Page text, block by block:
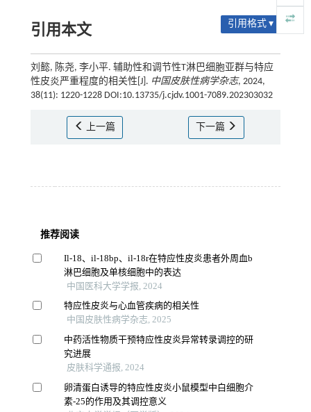
引用本文 引用格式 ▾
刘懿, 陈尧, 李小平. 辅助性和调节性T淋巴细胞亚群与特应
性皮炎严重程度的相关性[J]. 中国皮肤性病学杂志, 2024,
38(11): 1220-1228 DOI:10.13735/j.cjdv.1001-7089.202303032
上一篇 下一篇